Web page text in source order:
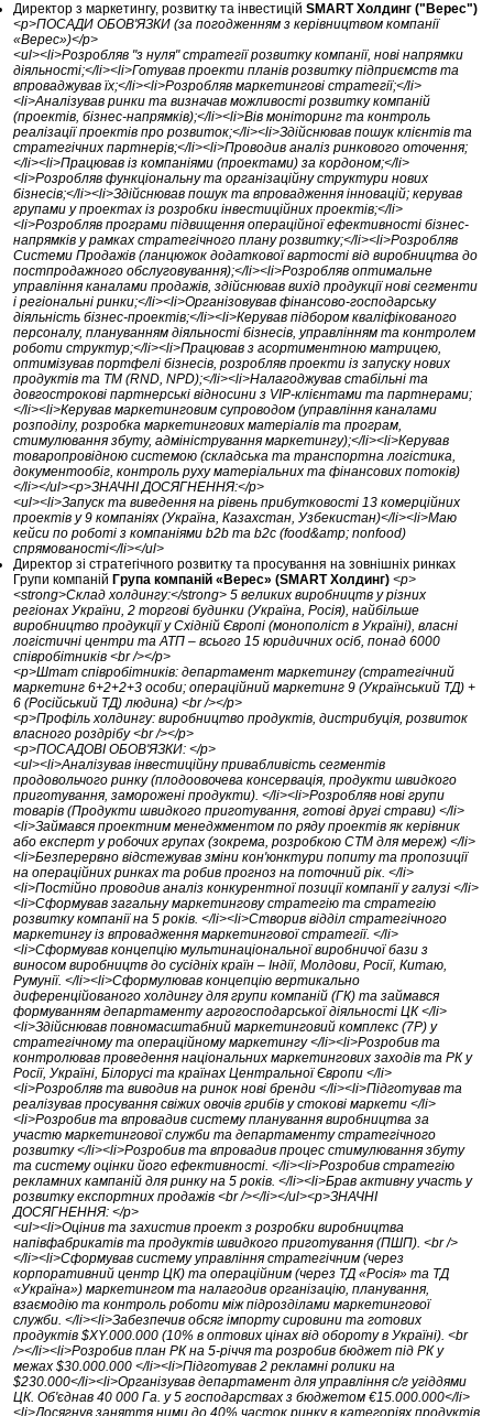
Директор з маркетингу, розвитку та інвестицій SMART Холдинг ("Верес")
<p>ПОСАДИ ОБОВ'ЯЗКИ (за погодженням з керівництвом компанії
«Верес»)</p>
<ul><li>Розробляв "з нуля" стратегії розвитку компанії, нові напрямки
діяльності;</li><li>Готував проекти планів розвитку підприємств та
впроваджував їх;</li><li>Розробляв маркетингові стратегії;</li>
<li>Аналізував ринки та визначав можливості розвитку компаній
(проектів, бізнес-напрямків);</li><li>Вів моніторинг та контроль
реалізації проектів про розвиток;</li><li>Здійснював пошук клієнтів та
стратегічних партнерів;</li><li>Проводив аналіз ринкового оточення;
</li><li>Працював із компаніями (проектами) за кордоном;</li>
<li>Розробляв функціональну та організаційну структури нових
бізнесів;</li><li>Здійснював пошук та впровадження інновацій; керував
групами у проектах із розробки інвестиційних проектів;</li>
<li>Розробляв програми підвищення операційної ефективності бізнес-
напрямків у рамках стратегічного плану розвитку;</li><li>Розробляв
Системи Продажів (ланцюжок додаткової вартості від виробництва до
постпродажного обслуговування);</li><li>Розробляв оптимальне
управління каналами продажів, здійснював вихід продукції нові сегменти
і регіональні ринки;</li><li>Організовував фінансово-господарську
діяльність бізнес-проектів;</li><li>Керував підбором кваліфікованого
персоналу, плануванням діяльності бізнесів, управлінням та контролем
роботи структур;</li><li>Працював з асортиментною матрицею,
оптимізував портфелі бізнесів, розробляв проекти із запуску нових
продуктів та ТМ (RND, NPD);</li><li>Налагоджував стабільні та
довгострокові партнерські відносини з VIP-клієнтами та партнерами;
</li><li>Керував маркетинговим супроводом (управління каналами
розподілу, розробка маркетингових матеріалів та програм,
стимулювання збуту, адміністрування маркетингу);</li><li>Керував
товаропровідною системою (складська та транспортна логістика,
документообіг, контроль руху матеріальних та фінансових потоків)
</li></ul><p>ЗНАЧНІ ДОСЯГНЕННЯ:</p>
<ul><li>Запуск та виведення на рівень прибутковості 13 комерційних
проектів у 9 компаніях (Україна, Казахстан, Узбекистан)</li><li>Маю
кейси по роботі з компаніями b2b та b2c (food&amp; nonfood)
спрямованості</li></ul>
Директор зі стратегічного розвитку та просування на зовнішніх ринках
Групи компаній Група компаній «Верес» (SMART Холдинг) <p>
<strong>Склад холдингу:</strong> 5 великих виробництв у різних
регіонах України, 2 торгові будинки (Україна, Росія), найбільше
виробництво продукції у Східній Європі (монополіст в Україні), власні
логістичні центри та АТП – всього 15 юридичних осіб, понад 6000
співробітників <br /></p>
<p>Штат співробітників: департамент маркетингу (стратегічний
маркетинг 6+2+2+3 особи; операційний маркетинг 9 (Український ТД) +
6 (Російський ТД) людина) <br /></p>
<p>Профіль холдингу: виробництво продуктів, дистрибуція, розвиток
власного роздрібу <br /></p>
<p>ПОСАДОВІ ОБОВ'ЯЗКИ: </p>
<ul><li>Аналізував інвестиційну привабливість сегментів
продовольчого ринку (плодоовочева консервація, продукти швидкого
приготування, заморожені продукти). </li><li>Розробляв нові групи
товарів (Продукти швидкого приготування, готові другі страви) </li>
<li>Займався проектним менеджментом по ряду проектів як керівник
або експерт у робочих групах (зокрема, розробкою СТМ для мереж) </li>
<li>Безперервно відстежував зміни кон'юнктури попиту та пропозиції
на операційних ринках та робив прогноз на поточний рік. </li>
<li>Постійно проводив аналіз конкурентної позиції компанії у галузі </li>
<li>Сформував загальну маркетингову стратегію та стратегію
розвитку компанії на 5 років. </li><li>Створив відділ стратегічного
маркетингу із впровадження маркетингової стратегії. </li>
<li>Сформував концепцію мультинаціональної виробничої бази з
виносом виробництв до сусідніх країн – Індії, Молдови, Росії, Китаю,
Румунії. </li><li>Сформулював концепцію вертикально
диференційованого холдингу для групи компаній (ГК) та займався
формуванням департаменту агрогосподарської діяльності ЦК </li>
<li>Здійснював повномасштабний маркетинговий комплекс (7Р) у
стратегічному та операційному маркетингу </li><li>Розробив та
контролював проведення національних маркетингових заходів та РК у
Росії, Україні, Білорусі та країнах Центральної Європи </li>
<li>Розробляв та виводив на ринок нові бренди </li><li>Підготував та
реалізував просування свіжих овочів грибів у стокові маркети </li>
<li>Розробив та впровадив систему планування виробництва за
участю маркетингової служби та департаменту стратегічного
розвитку </li><li>Розробив та впровадив процес стимулювання збуту
та систему оцінки його ефективності. </li><li>Розробив стратегію
рекламних кампаній для ринку на 5 років. </li><li>Брав активну участь у
розвитку експортних продажів <br /></li></ul><p>ЗНАЧНІ
ДОСЯГНЕННЯ: </p>
<ul><li>Оцінив та захистив проект з розробки виробництва
напівфабрикатів та продуктів швидкого приготування (ПШП). <br />
</li><li>Сформував систему управління стратегічним (через
корпоративний центр ЦК) та операційним (через ТД «Росія» та ТД
«Україна») маркетингом та налагодив організацію, планування,
взаємодію та контроль роботи між підрозділами маркетингової
служби. </li><li>Забезпечив обсяг імпорту сировини та готових
продуктів $XY.000.000 (10% в оптових цінах від обороту в Україні). <br
/></li><li>Розробив план РК на 5-річчя та розробив бюджет під РК у
межах $30.000.000 </li><li>Підготував 2 рекламні ролики на
$230.000</li><li>Організував департамент для управління с/г угіддями
ЦК. Об'єднав 40 000 Га. у 5 господарствах з бюджетом €15.000.000</li>